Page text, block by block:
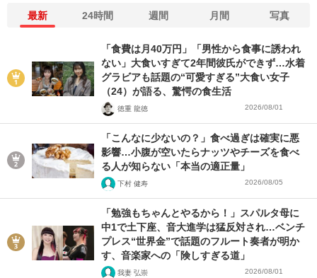
最新 24時間 週間 月間 写真
「食費は月40万円」「男性から食事に誘われ
ない」大食いすぎて2年間彼氏ができず…水着
グラビアも話題の“可愛すぎる”大食い女子
（24）が語る、驚愕の食生活
徳重 龍徳 2026/08/01
「こんなに少ないの？」食べ過ぎは確実に悪
影響…小腹が空いたらナッツやチーズを食べ
る人が知らない「本当の適正量」
下村 健寿 2026/08/05
「勉強もちゃんとやるから！」スパルタ母に
中1で土下座、音大進学は猛反対され…ベンチ
プレス“世界金”で話題のフルート奏者が明か
す、音楽家への「険しすぎる道」
我妻 弘崇 2026/08/01